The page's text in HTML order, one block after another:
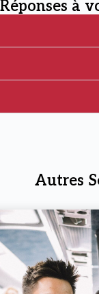
Réponses à
Autres